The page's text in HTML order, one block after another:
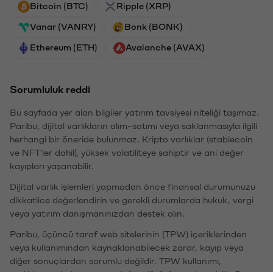
Bitcoin (BTC) Ripple (XRP)
Vanar (VANRY) Bonk (BONK)
Ethereum (ETH) Avalanche (AVAX)
Sorumluluk reddi
Bu sayfada yer alan bilgiler yatırım tavsiyesi niteliği taşımaz.
Paribu, dijital varlıkların alım-satımı veya saklanmasıyla ilgili
herhangi bir öneride bulunmaz. Kripto varlıklar (stablecoin
ve NFT'ler dahil), yüksek volatiliteye sahiptir ve ani değer
kayıpları yaşanabilir.
Dijital varlık işlemleri yapmadan önce finansal durumunuzu
dikkatlice değerlendirin ve gerekli durumlarda hukuk, vergi
veya yatırım danışmanınızdan destek alın.
Paribu, üçüncü taraf web sitelerinin (TPW) içeriklerinden
veya kullanımından kaynaklanabilecek zarar, kayıp veya
diğer sonuçlardan sorumlu değildir. TPW kullanımı,